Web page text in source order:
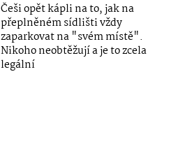
Češi opět kápli na to, jak na
přeplněném sídlišti vždy
zaparkovat na "svém místě".
Nikoho neobtěžují a je to zcela
legální